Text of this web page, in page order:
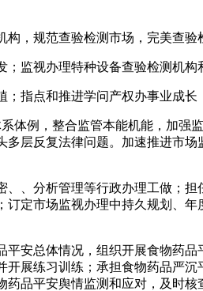
规范查验检测市场，完美查验
视办理特种设备查验检测机构
点和推进学问产权办事业成长
例，整合监管本能机能，加强
层反复法律问题。加速推进市
分析管理等行政办理工做；担
定市场监视办理中持久规划、
总体情况，组织开展食物药品
展练习训练；承担食物药品严
品平安舆情监测和应对，及时核